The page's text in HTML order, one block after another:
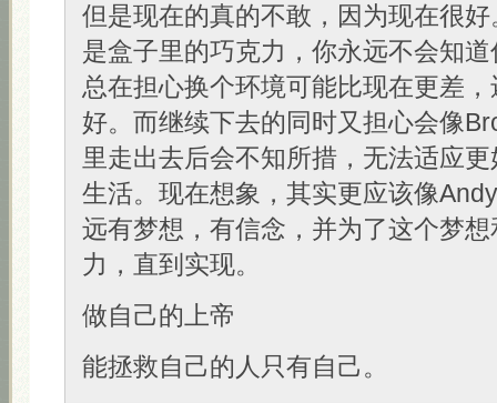
但是现在的真的不敢，因为现在很
是盒子里的巧克力，你永远不会知
总在担心换个环境可能比现在更差
好。而继续下去的同时又担心会像
里走出去后会不知所措，无法适应
生活。现在想象，其实更应该像
远有梦想，有信念，并为了这个梦
力，直到实现。
做自己的上帝
能拯救自己的人只有自己。